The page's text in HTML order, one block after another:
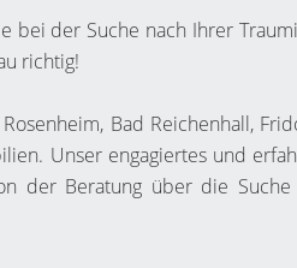
bei der Suche nach Ihrer
richtig!
Bad Reichenhall,
Unser engagiertes und
der Beratung über die